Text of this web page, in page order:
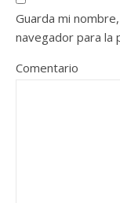
Guarda mi
navegador para la
Comentario